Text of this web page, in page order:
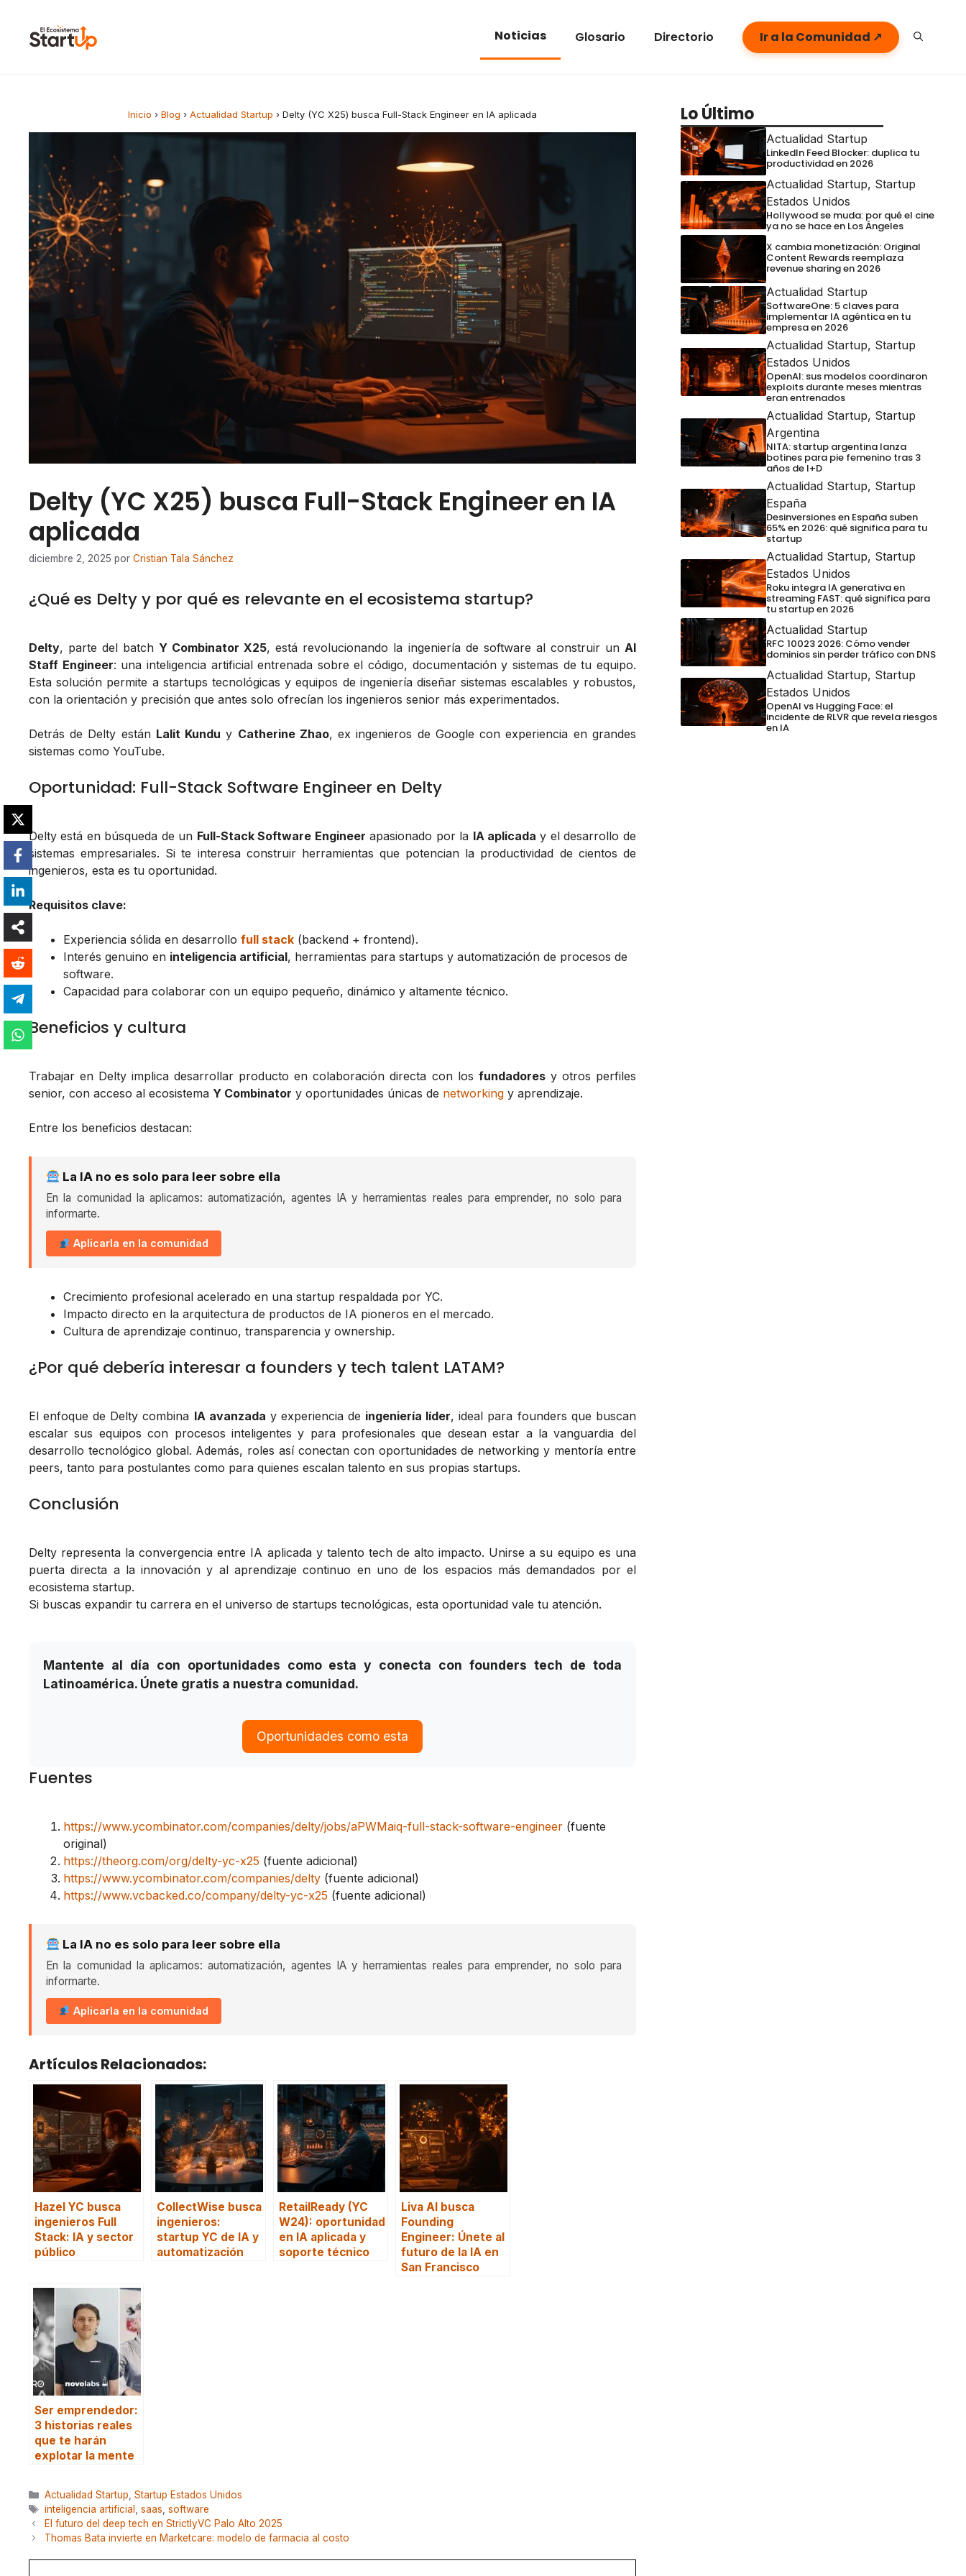
Noticias Glosario Directorio Ir a la Comunidad ↗
Inicio › Blog › Actualidad Startup › Delty (YC X25) busca Full-Stack Engineer en IA aplicada
Delty (YC X25) busca Full-Stack Engineer en IA
aplicada
diciembre 2, 2025 por Cristian Tala Sánchez
¿Qué es Delty y por qué es relevante en el ecosistema startup?
Delty, parte del batch Y Combinator X25, está revolucionando la ingeniería de software al construir un AI
Staff Engineer: una inteligencia artificial entrenada sobre el código, documentación y sistemas de tu equipo.
Esta solución permite a startups tecnológicas y equipos de ingeniería diseñar sistemas escalables y robustos,
con la orientación y precisión que antes solo ofrecían los ingenieros senior más experimentados.
Detrás de Delty están Lalit Kundu y Catherine Zhao, ex ingenieros de Google con experiencia en grandes
sistemas como YouTube.
Oportunidad: Full-Stack Software Engineer en Delty
Delty está en búsqueda de un Full-Stack Software Engineer apasionado por la IA aplicada y el desarrollo de
sistemas empresariales. Si te interesa construir herramientas que potencian la productividad de cientos de
ingenieros, esta es tu oportunidad.
Requisitos clave:
Experiencia sólida en desarrollo full stack (backend + frontend).
Interés genuino en inteligencia artificial, herramientas para startups y automatización de procesos de
software.
Capacidad para colaborar con un equipo pequeño, dinámico y altamente técnico.
Beneficios y cultura
Trabajar en Delty implica desarrollar producto en colaboración directa con los fundadoresy otros perfiles
senior, con acceso al ecosistema Y Combinator y oportunidades únicas de networking y aprendizaje.
Entre los beneficios destacan:
La IA no es solo para leer sobre ella
En la comunidad la aplicamos: automatización, agentes IA y herramientas reales para emprender, no solo para
informarte.
Aplicarla en la comunidad
Crecimiento profesional acelerado en una startup respaldada por YC.
Impacto directo en la arquitectura de productos de IA pioneros en el mercado.
Cultura de aprendizaje continuo, transparencia y ownership.
¿Por qué debería interesar a founders y tech talent LATAM?
El enfoque de Delty combina IA avanzada y experiencia de ingeniería líder, ideal para founders que buscan
escalar sus equipos con procesos inteligentes y para profesionales que desean estar a la vanguardia del
desarrollo tecnológico global. Además, roles así conectan con oportunidades de networking y mentoría entre
peers, tanto para postulantes como para quienes escalan talento en sus propias startups.
Conclusión
Delty representa la convergencia entre IA aplicada y talento tech de alto impacto. Unirse a su equipo es una
puerta directa a la innovación y al aprendizaje continuo en uno de los espacios más demandados por el
ecosistema startup.
Si buscas expandir tu carrera en el universo de startups tecnológicas, esta oportunidad vale tu atención.
Mantente al día con oportunidades como esta y conecta con founders tech de toda
Latinoamérica. Únete gratis a nuestra comunidad.
Oportunidades como esta
Fuentes
https://www.ycombinator.com/companies/delty/jobs/aPWMaiq-full-stack-software-engineer (fuente
original)
https://theorg.com/org/delty-yc-x25 (fuente adicional)
https://www.ycombinator.com/companies/delty (fuente adicional)
https://www.vcbacked.co/company/delty-yc-x25 (fuente adicional)
La IA no es solo para leer sobre ella
En la comunidad la aplicamos: automatización, agentes IA y herramientas reales para emprender, no solo para
informarte.
Aplicarla en la comunidad
Artículos Relacionados:
Hazel YC busca
ingenieros Full
Stack: IA y sector
público
CollectWise busca
ingenieros:
startup YC de IA y
automatización
RetailReady (YC
W24): oportunidad
en IA aplicada y
soporte técnico
Liva AI busca
Founding
Engineer: Únete al
futuro de la IA en
San Francisco
Ser emprendedor:
3 historias reales
que te harán
explotar la mente
Categorías
Actualidad Startup Startup Estados Unidos
Etiquetas
inteligencia artificial saas software
El futuro del deep tech en StrictlyVC Palo Alto 2025
Thomas Bata invierte en Marketcare: modelo de farmacia al costo
Lo Último
Actualidad Startup
LinkedIn Feed Blocker: duplica tu
productividad en 2026
Actualidad Startup, Startup
Estados Unidos
Hollywood se muda: por qué el cine
ya no se hace en Los Ángeles
X cambia monetización: Original
Content Rewards reemplaza
revenue sharing en 2026
Actualidad Startup
SoftwareOne: 5 claves para
implementar IA agéntica en tu
empresa en 2026
Actualidad Startup, Startup
Estados Unidos
OpenAI: sus modelos coordinaron
exploits durante meses mientras
eran entrenados
Actualidad Startup, Startup
Argentina
NITA: startup argentina lanza
botines para pie femenino tras 3
años de I+D
Actualidad Startup, Startup
España
Desinversiones en España suben
65% en 2026: qué significa para tu
startup
Actualidad Startup, Startup
Estados Unidos
Roku integra IA generativa en
streaming FAST: qué significa para
tu startup en 2026
Actualidad Startup
RFC 10023 2026: Cómo vender
dominios sin perder tráfico con DNS
Actualidad Startup, Startup
Estados Unidos
OpenAI vs Hugging Face: el
incidente de RLVR que revela riesgos
en IA